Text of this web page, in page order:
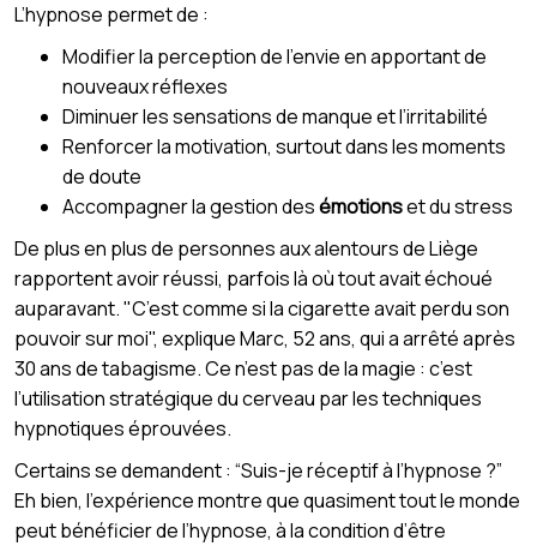
L’hypnose permet de :
Modifier la perception de l’envie en apportant de
nouveaux réflexes
Diminuer les sensations de manque et l’irritabilité
Renforcer la motivation, surtout dans les moments
de doute
Accompagner la gestion desémotionset du stress
De plus en plus de personnes aux alentours de Liège
rapportent avoir réussi, parfois là où tout avait échoué
auparavant. "C’est comme si la cigarette avait perdu son
pouvoir sur moi", explique Marc, 52 ans, qui a arrêté après
30 ans de tabagisme. Ce n’est pas de la magie : c’est
l’utilisation stratégique du cerveau par les techniques
hypnotiques éprouvées.
Certains se demandent : “Suis-je réceptif à l’hypnose ?”
Eh bien, l’expérience montre que quasiment tout le monde
peut bénéficier de l’hypnose, à la condition d’être